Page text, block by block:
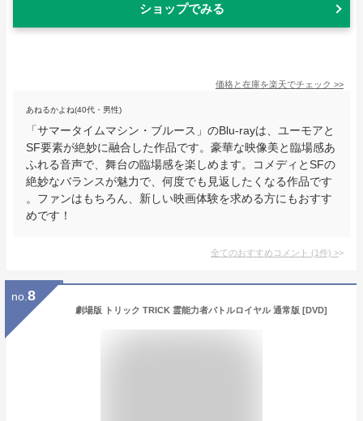
ショップでみる
価格と在庫を楽天でチェック >>
あねるかよね(40代・男性)
「サマータイムマシン・ブルース」のBlu-rayは、ユーモアと
SF要素が絶妙に融合した作品です。豪華な映像美と臨場感あ
ふれる音声で、舞台の臨場感を楽しめます。コメディとSFの
絶妙なバランスが魅力で、何度でも見返したくなる作品です
。ファンはもちろん、新しい映画体験を求める方にもおすす
めです！
全てのおすすめコメント (1件) >
no. 8
劇場版 トリック TRICK 霊能力者バトルロイヤル 通常版 [DVD]